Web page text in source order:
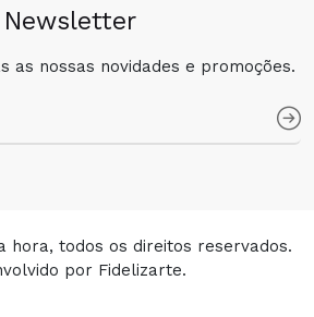
Newsletter
as nossas novidades e promoções.
hora, todos os direitos reservados.
por Fidelizarte.